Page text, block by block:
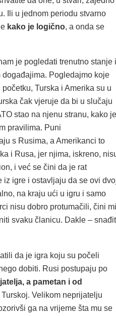
Ili u jednom periodu stvarno
kako je logično, a onda se
je pogledati trenutno stanje i
Pogledajmo koje
Turska i Amerika su u
čak vjeruje da bi u slučaju
stao na njenu stranu, kako je
pravilima. Puni
s Rusima, a Amerikanci to
i Rusa, jer njima, iskreno,
i već se čini da je rat
iz igre i ostavljaju da se ovi
na kraju ući u igru i samo
nisu dobro protumačili, čini mi
svaku članicu. Dakle –
da je igra koju su počeli
dobiti. Rusi postupaju po
a pametan i od
Turskoj. Velikom neprijatelju
ga na vrijeme šta mu se